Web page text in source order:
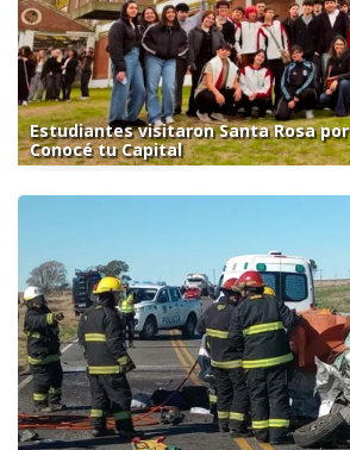
Estudiantes visitaron Santa Rosa
Conocé tu Capital